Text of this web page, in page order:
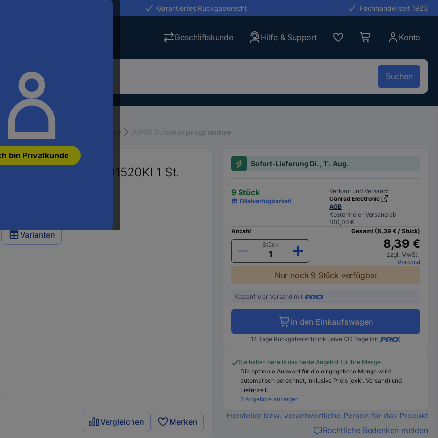
bin Privatkunde
Garantiertes Rückgaberecht Fachhandel seit 1923
Geschäftskunde Hilfe & Support Konto
Suchen
Schalterprogramme JUNG Schalterprogramme
Creme CD1520KI 1 St.
Varianten
Vergleichen Merken
Sofort-Lieferung Di., 11. Aug.
9 Stück
Filialverfügbarkeit
Verkauf und Versand:
Conrad Electronic
AGB
Kostenfreier Versand ab
100,00 €
Anzahl
Stück
Gesamt (8,39 € / Stück)
8,39 €
zzgl. MwSt.
Versand
Nur noch 9 Stück verfügbar
Kostenfreier Versand mit
In den Einkaufswagen
14 Tage Rückgaberecht inklusive (30 Tage mit )
Sie haben bereits das beste Angebot für Ihre Menge.
Die optimale Auswahl für die eingegebene Menge wird
automatisch berechnet, inklusive Preis (exkl. Versand) und
Lieferzeit.
6 Angebote anzeigen
Hersteller bzw. verantwortliche Person für das Produkt
Rechtliche Bedenken melden